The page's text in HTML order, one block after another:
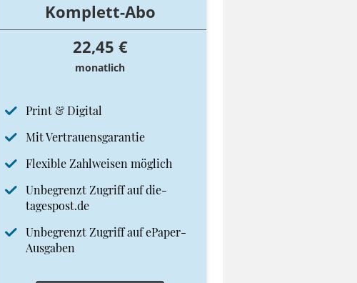
Komplett-Abo
22,45 €
monatlich
Print & Digital
Mit Vertrauensgarantie
Flexible Zahlweisen möglich
Unbegrenzt Zugriff auf die-
tagespost.de
Unbegrenzt Zugriff auf ePaper-
Ausgaben